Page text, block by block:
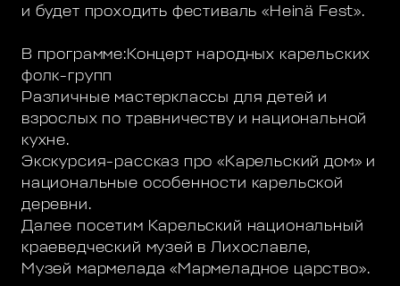
и будет проходить фестиваль «Heinä Fest».
В программе:Концерт народных карельских
фолк-групп
Различные мастерклассы для детей и
взрослых по травничеству и национальной
кухне.
Экскурсия-рассказ про «Карельский дом» и
национальные особенности карельской
деревни.
Далее посетим Карельский национальный
краеведческий музей в Лихославле,
Музей мармелада «Мармеладное царство».